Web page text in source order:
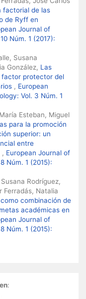
factorial de las
de Ryff en
Journal of
Núm. 1 (2017):
Susana
González, Las
protector del
, European
Vol. 3 Núm. 1
Esteban, Miguel
para la promoción
superior: un
entre
, European Journal of
Núm. 1 (2015):
Rodríguez,
Ferradás, Natalia
combinación de
académicas en
Journal of
Núm. 1 (2015):
: